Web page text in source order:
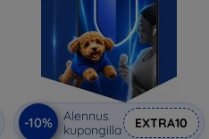
-10%
Alennus
kupongilla
EXTRA10